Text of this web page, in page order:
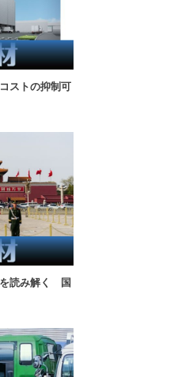
ストの抑制可
を読み解く 国